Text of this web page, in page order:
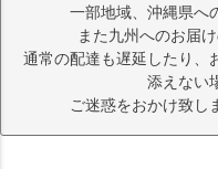
一部地域、沖縄県へ
また九州へのお届
通常の配達も遅延したり、
添えない
ご迷惑をおかけ致し